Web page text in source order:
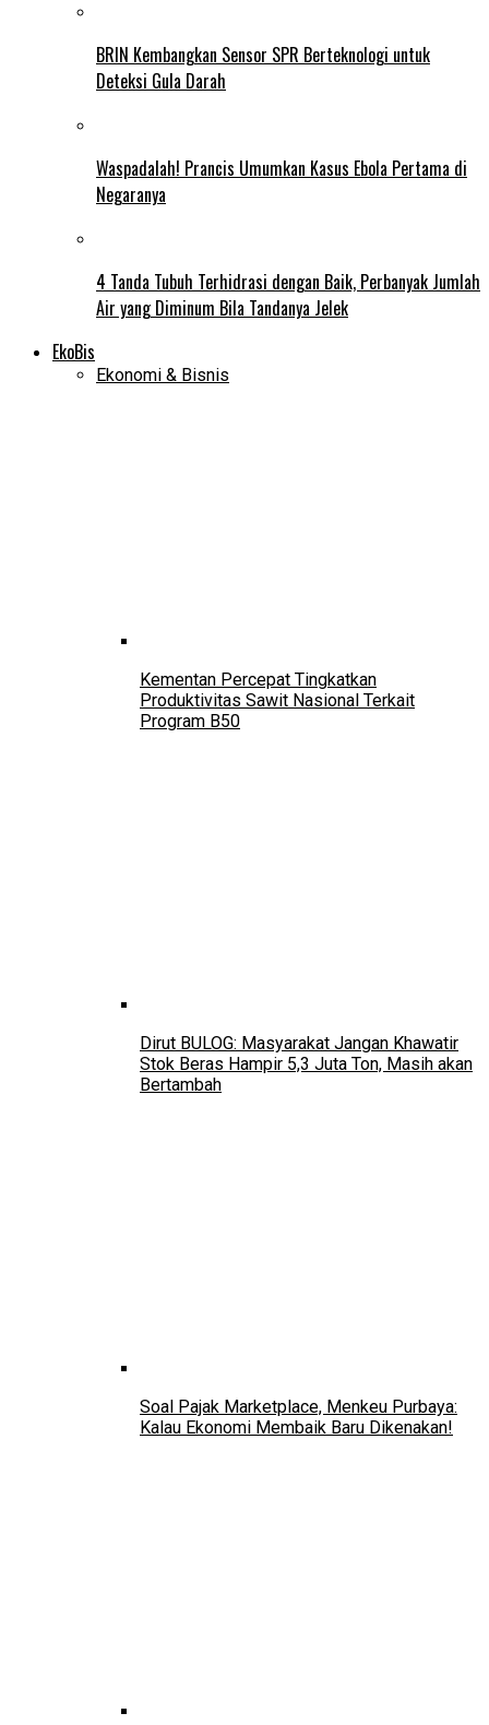
BRIN Kembangkan Sensor SPR Berteknologi untuk
Deteksi Gula Darah
Waspadalah! Prancis Umumkan Kasus Ebola Pertama di
Negaranya
4 Tanda Tubuh Terhidrasi dengan Baik, Perbanyak Jumlah
Air yang Diminum Bila Tandanya Jelek
EkoBis
Ekonomi & Bisnis
Kementan Percepat Tingkatkan
Produktivitas Sawit Nasional Terkait
Program B50
Dirut BULOG: Masyarakat Jangan Khawatir
Stok Beras Hampir 5,3 Juta Ton, Masih akan
Bertambah
Soal Pajak Marketplace, Menkeu Purbaya:
Kalau Ekonomi Membaik Baru Dikenakan!